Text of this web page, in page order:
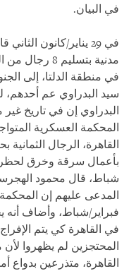
في البيان.
في 29 يناير/كانون
مدنية بتسليم
في منطقة الدلتا، إلى
سيد البدراوي عم
البدراوي إن في تاريخ
القاهرة، الرجال الثمانية
شباط، قال محمود
فبراير/شباط، وأضاف أنه
في القاهرة كي يتم
المحتجزين لم يظهروا
القاهرة، متذرعين بدواع